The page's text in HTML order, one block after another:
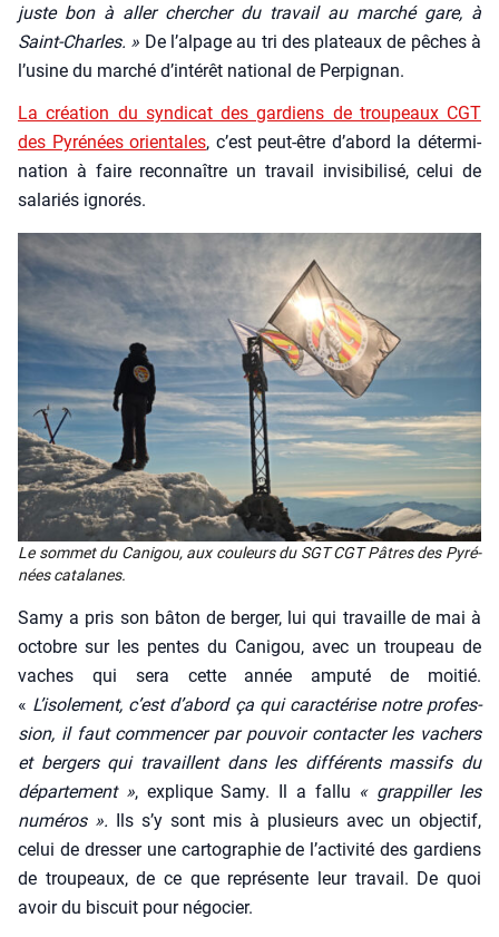
juste bon à aller cher­cher du tra­vail au mar­ché gare, à
Saint-Charles. » De l’alpage au tri des pla­teaux de pêches à
l’usine du mar­ché d’intérêt natio­nal de Per­pi­gnan.
La créa­tion du syn­di­cat des gar­diens de trou­peaux CGT
des Pyré­nées orien­tales, c’est peut-être d’abord la déter­mi­
na­tion à faire recon­naître un tra­vail invi­si­bi­li­sé, celui de
sala­riés igno­rés.
Le som­met du Cani­gou, aux cou­leurs du SGT CGT Pâtres des Pyré­
nées cata­lanes.
Samy a pris son bâton de ber­ger, lui qui tra­vaille de mai à
octobre sur les pentes du Cani­gou, avec un trou­peau de
vaches qui sera cette année ampu­té de moi­tié.
« L’isolement, c’est d’abord ça qui carac­té­rise notre pro­fes­
sion, il faut com­men­cer par pou­voir contacter les vachers
et ber­gers qui tra­vaillent dans les dif­fé­rents mas­sifs du
dépar­te­ment », explique Samy. Il a fal­lu « grap­piller les
numé­ros ». Ils s’y sont mis à plu­sieurs avec un objec­tif,
celui de dres­ser une car­to­gra­phie de l’activité des gar­diens
de trou­peaux, de ce que repré­sente leur tra­vail. De quoi
avoir du bis­cuit pour négo­cier.